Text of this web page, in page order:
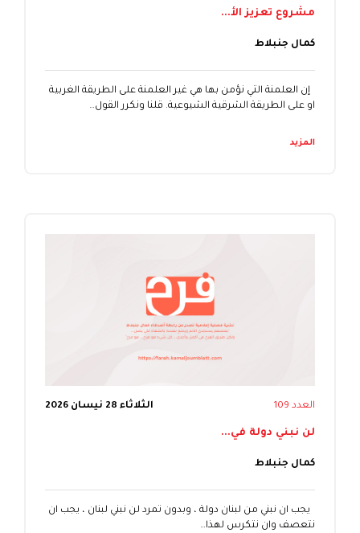
مشروع تعزيز الأ...
كمال جنبلاط
إن العلمنة التي نؤمن بها هي غير العلمنة على الطريقة الغربية
او على الطريقة الشرقية الشيوعية. قلنا ونكرر القول…
المزيد
العدد 109 الثلاثاء 28 نيسان 2026
لن نبني دولة في...
كمال جنبلاط
يجب ان نبني من لبنان دولة ، وبدون تمرد لن نبني لبنان ، يجب ان
نتعصف وان نتكرس لهذا…